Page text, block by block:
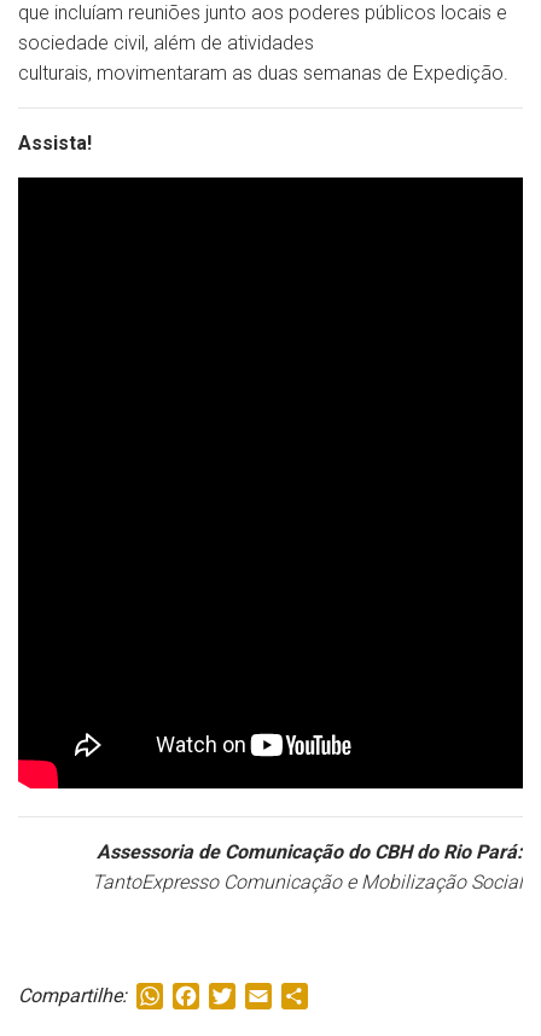
que incluíam reuniões junto aos poderes públicos locais e
sociedade civil, além de atividades
culturais, movimentaram as duas semanas de Expedição.
Assista!
Assessoria de Comunicação do CBH do Rio Pará:
TantoExpresso Comunicação e Mobilização Social
Compartilhe: WhatsApp
FacebookTwitterEmail